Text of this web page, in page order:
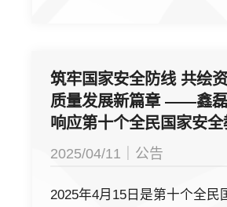
筑牢国家安全防线 共绘
质量发展新篇章 ——鑫
响应第十个全民国家安全
2025/04/11｜公告
2025年4月15日是第十个全民